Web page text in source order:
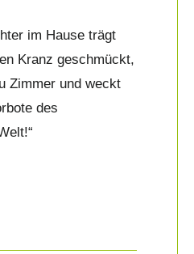
im Hause trägt
Kranz geschmückt,
Zimmer und weckt
des